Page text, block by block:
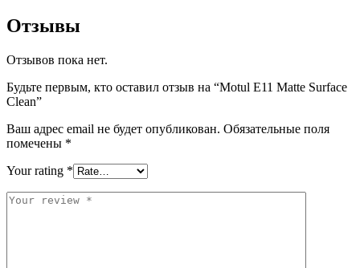
Отзывы
Отзывов пока нет.
Будьте первым, кто оставил отзыв на “Motul E11 Matte Surface
Clean”
Ваш адрес email не будет опубликован. Обязательные поля
помечены *
Your rating *